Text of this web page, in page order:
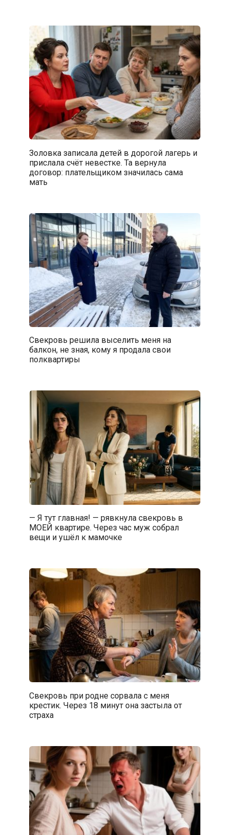
Золовка записала детей в дорогой лагерь и
прислала счёт невестке. Та вернула
договор: плательщиком значилась сама
мать
Свекровь решила выселить меня на
балкон, не зная, кому я продала свои
полквартиры
— Я тут главная! — рявкнула свекровь в
МОЕЙ квартире. Через час муж собрал
вещи и ушёл к мамочке
Свекровь при родне сорвала с меня
крестик. Через 18 минут она застыла от
страха